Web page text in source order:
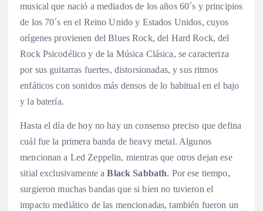
musical que nació a mediados de los años 60´s y principios
de los 70´s en el Reino Unido y Estados Unidos, cuyos
orígenes provienen del Blues Rock, del Hard Rock, del
Rock Psicodélico y de la Música Clásica, se caracteriza
por sus guitarras fuertes, distorsionadas, y sus ritmos
enfáticos con sonidos más densos de lo habitual en el bajo
y la batería.
Hasta el día de hoy no hay un consenso preciso que defina
cuál fue la primera banda de heavy metal. Algunos
mencionan a Led Zeppelin, mientras que otros dejan ese
sitial exclusivamente aBlack Sabbath. Por ese tiempo,
surgieron muchas bandas que si bien no tuvieron el
impacto mediático de las mencionadas, también fueron un